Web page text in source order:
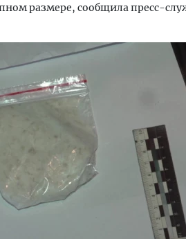
размере, сообщила пресс-